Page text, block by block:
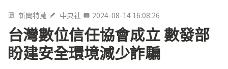
新聞特蒐 中央社 2024-08-14 16:08:26
台灣數位信任協會成立 數發部
盼建安全環境減少詐騙